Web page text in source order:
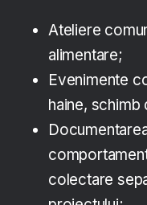
Ateliere
alimentare;
Evenimente
haine,
colectare